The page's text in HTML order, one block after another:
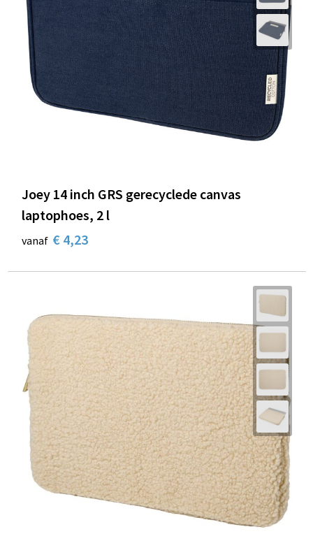
Joey 14 inch GRS gerecyclede canvas
laptophoes, 2 l
vanaf € 4,23